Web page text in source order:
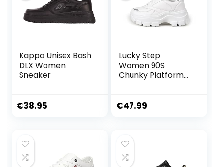
Kappa Unisex Bash
DLX Women
Sneaker
€38.95
Lucky Step
Women 90S
Chunky Platform
Lace-Up Walking
€47.99